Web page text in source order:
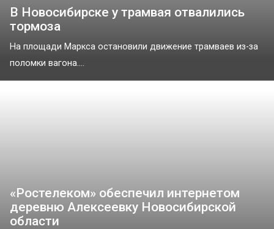
В Новосибирске у трамвая отвалились
тормоза
На площади Маркса остановили движение трамваев из-за
поломки вагона....
«Ростелеком» обеспечил интернетом
деревню Алексеевку Новосибирской
области